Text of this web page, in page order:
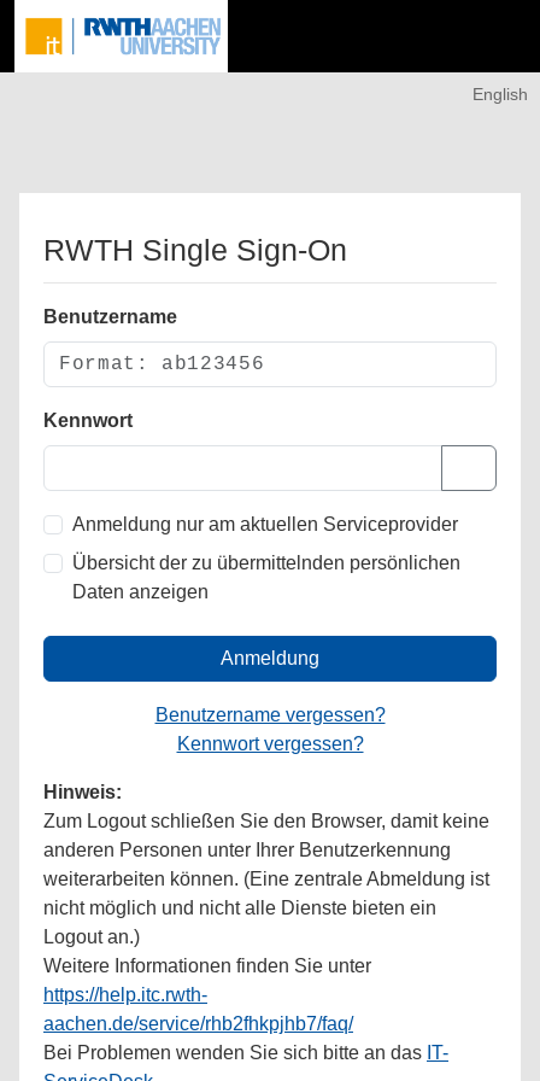
English
RWTH Single Sign-On
Benutzername
Kennwort
Anmeldung nur am aktuellen Serviceprovider
Übersicht der zu übermittelnden persönlichen
Daten anzeigen
Anmeldung
Benutzername vergessen?
Kennwort vergessen?
Hinweis:
Zum Logout schließen Sie den Browser, damit keine
anderen Personen unter Ihrer Benutzerkennung
weiterarbeiten können. (Eine zentrale Abmeldung ist
nicht möglich und nicht alle Dienste bieten ein
Logout an.)
Weitere Informationen finden Sie unter
https://help.itc.rwth-
aachen.de/service/rhb2fhkpjhb7/faq/
Bei Problemen wenden Sie sich bitte an das IT-